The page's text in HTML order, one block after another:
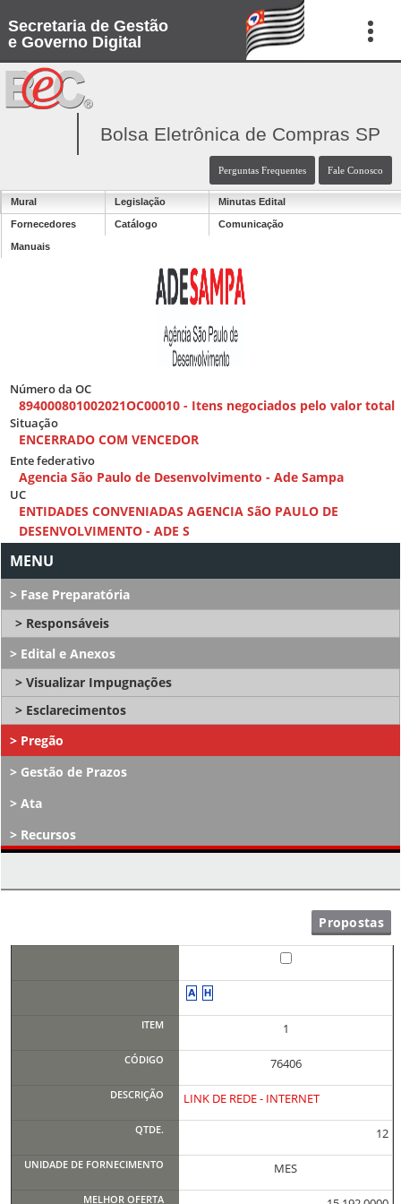
Secretaria de Gestão
e Governo Digital
Bolsa Eletrônica de Compras SP
Perguntas Frequentes Fale Conosco
Mural Legislação Minutas Edital
Fornecedores Catálogo Comunicação
Manuais
Número da OC
894000801002021OC00010 - Itens negociados pelo valor total
Situação
ENCERRADO COM VENCEDOR
Ente federativo
Agencia São Paulo de Desenvolvimento - Ade Sampa
UC
ENTIDADES CONVENIADAS AGENCIA SãO PAULO DE
DESENVOLVIMENTO - ADE S
Fase Preparatória
Responsáveis
Edital e Anexos
Visualizar Impugnações
Esclarecimentos
Pregão
Gestão de Prazos
Ata
Recursos
1
76406
LINK DE REDE - INTERNET
12
MES